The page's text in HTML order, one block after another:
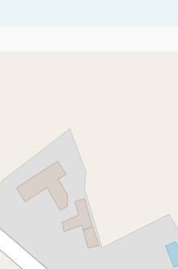
en el mapa. El